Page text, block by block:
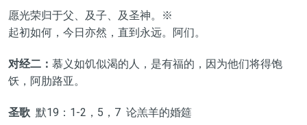
愿光荣归于父、及子、及圣神。※
起初如何，今日亦然，直到永远。阿们。
对经二： 慕义如饥似渴的人，是有福的，因为他们将得饱
饫，阿肋路亚。
圣歌默19：1-2，5，7 论羔羊的婚筵